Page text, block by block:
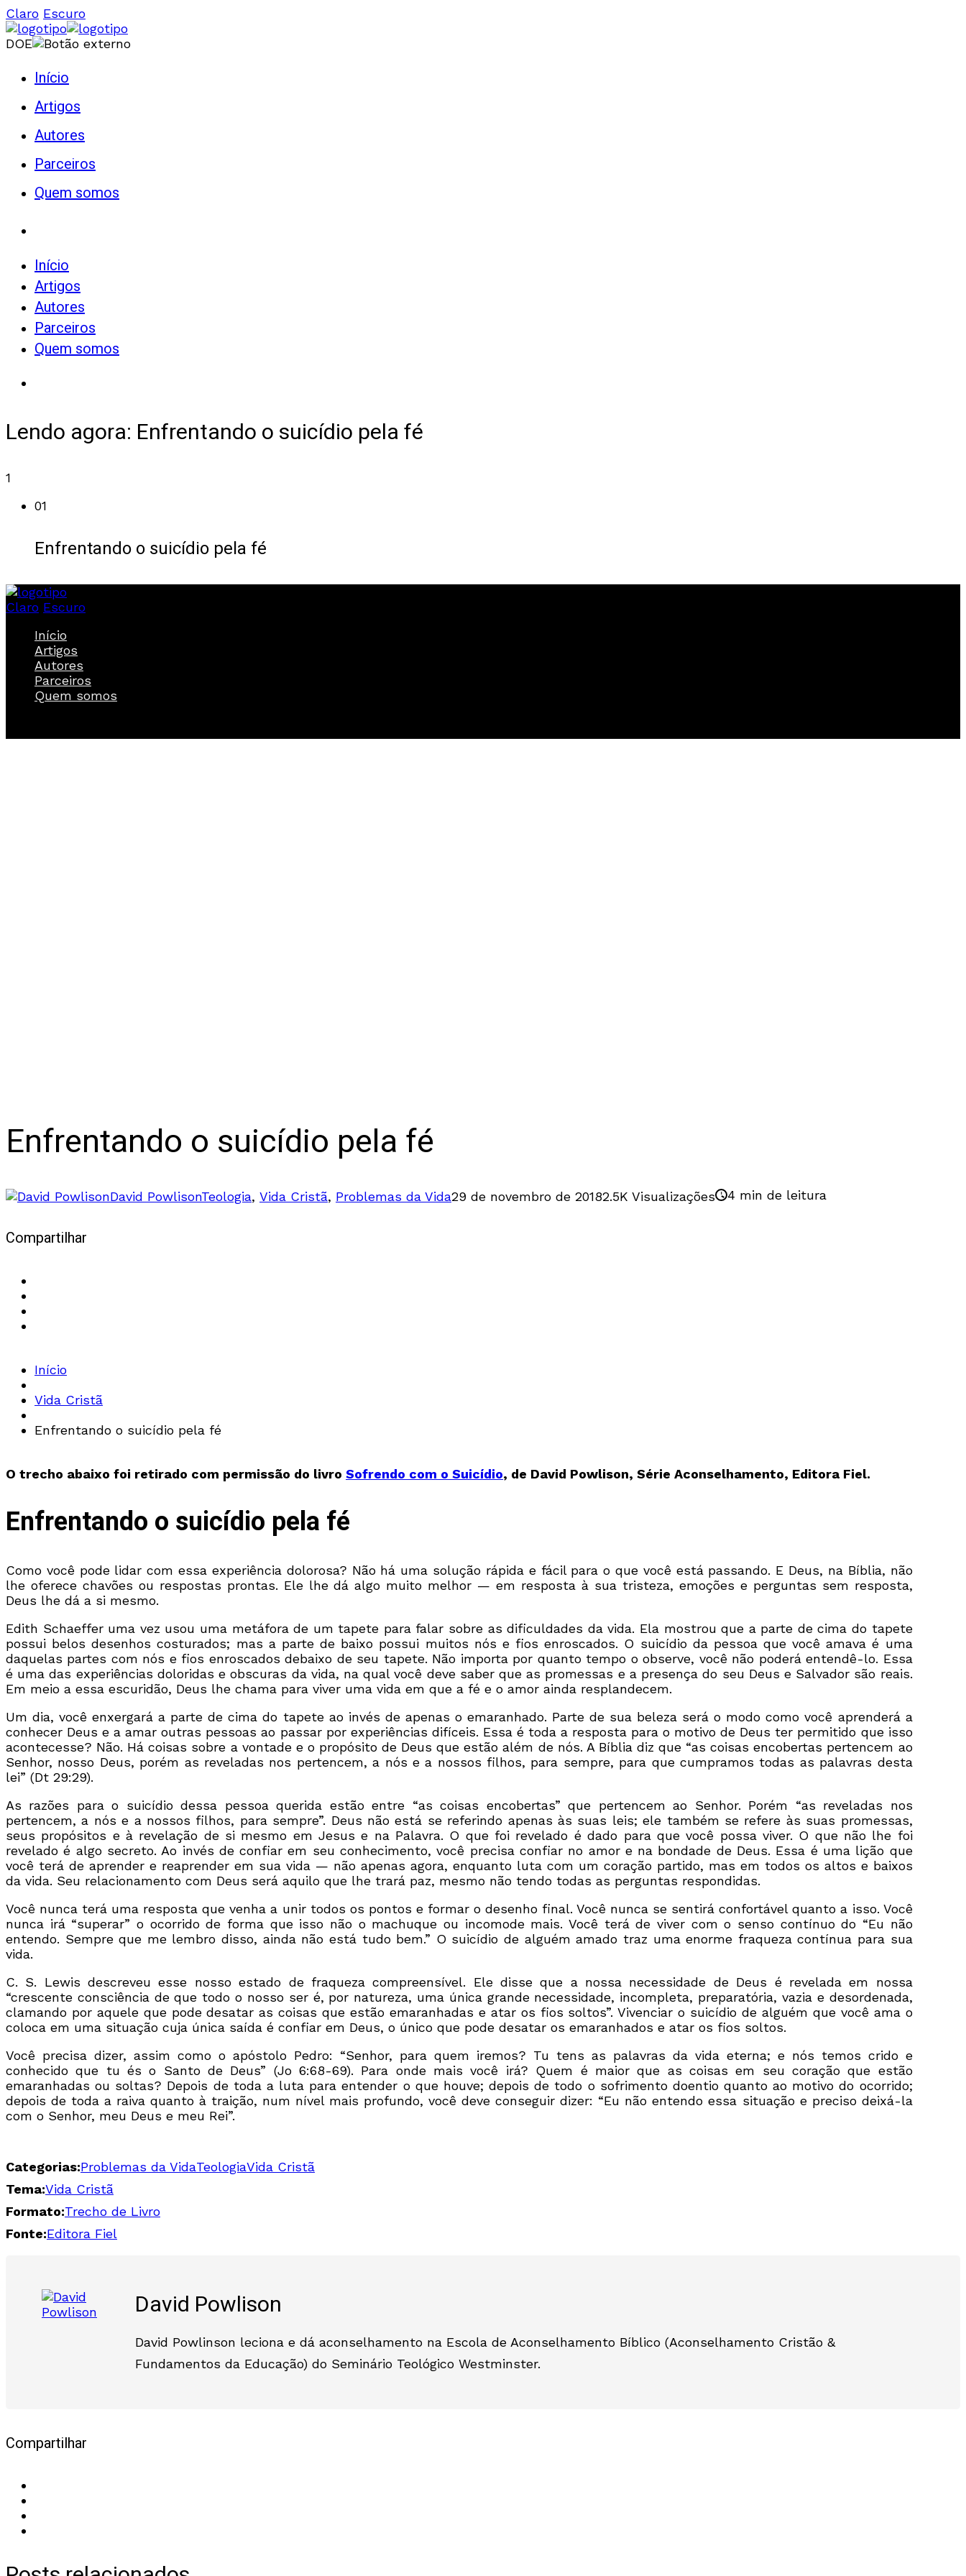
Claro Escuro
DOE
Início
Artigos
Autores
Parceiros
Quem somos
Início
Artigos
Autores
Parceiros
Quem somos
Lendo agora: Enfrentando o suicídio pela fé
1
01
Enfrentando o suicídio pela fé
Claro Escuro
Início
Artigos
Autores
Parceiros
Quem somos
Enfrentando o suicídio pela fé
David PowlisonTeologia, Vida Cristã, Problemas da Vida29 de novembro de 20182.5K Visualizações 4 min de leitura
Compartilhar
Início
Vida Cristã
Enfrentando o suicídio pela fé
O trecho abaixo foi retirado com permissão do livro Sofrendo com o Suicídio, de David Powlison, Série Aconselhamento, Editora Fiel.
Enfrentando o suicídio pela fé
Como você pode lidar com essa experiência dolorosa? Não há uma solução rápida e fácil para o que você está passando. E Deus, na Bíblia, não
lhe oferece chavões ou respostas prontas. Ele lhe dá algo muito melhor — em resposta à sua tristeza, emoções e perguntas sem resposta,
Deus lhe dá a si mesmo.
Edith Schaeffer uma vez usou uma metáfora de um tapete para falar sobre as dificuldades da vida. Ela mostrou que a parte de cima do tapete
possui belos desenhos costurados; mas a parte de baixo possui muitos nós e fios enroscados. O suicídio da pessoa que você amava é uma
daquelas partes com nós e fios enroscados debaixo de seu tapete. Não importa por quanto tempo o observe, você não poderá entendê-lo. Essa
é uma das experiências doloridas e obscuras da vida, na qual você deve saber que as promessas e a presença do seu Deus e Salvador são reais.
Em meio a essa escuridão, Deus lhe chama para viver uma vida em que a fé e o amor ainda resplandecem.
Um dia, você enxergará a parte de cima do tapete ao invés de apenas o emaranhado. Parte de sua beleza será o modo como você aprenderá a
conhecer Deus e a amar outras pessoas ao passar por experiências difíceis. Essa é toda a resposta para o motivo de Deus ter permitido que isso
acontecesse? Não. Há coisas sobre a vontade e o propósito de Deus que estão além de nós. A Bíblia diz que “as coisas encobertas pertencem ao
Senhor, nosso Deus, porém as reveladas nos pertencem, a nós e a nossos filhos, para sempre, para que cumpramos todas as palavras desta
lei” (Dt 29:29).
As razões para o suicídio dessa pessoa querida estão entre “as coisas encobertas” que pertencem ao Senhor. Porém “as reveladas nos
pertencem, a nós e a nossos filhos, para sempre”. Deus não está se referindo apenas às suas leis; ele também se refere às suas promessas,
seus propósitos e à revelação de si mesmo em Jesus e na Palavra. O que foi revelado é dado para que você possa viver. O que não lhe foi
revelado é algo secreto. Ao invés de confiar em seu conhecimento, você precisa confiar no amor e na bondade de Deus. Essa é uma lição que
você terá de aprender e reaprender em sua vida — não apenas agora, enquanto luta com um coração partido, mas em todos os altos e baixos
da vida. Seu relacionamento com Deus será aquilo que lhe trará paz, mesmo não tendo todas as perguntas respondidas.
Você nunca terá uma resposta que venha a unir todos os pontos e formar o desenho final. Você nunca se sentirá confortável quanto a isso. Você
nunca irá “superar” o ocorrido de forma que isso não o machuque ou incomode mais. Você terá de viver com o senso contínuo do “Eu não
entendo. Sempre que me lembro disso, ainda não está tudo bem.” O suicídio de alguém amado traz uma enorme fraqueza contínua para sua
vida.
C. S. Lewis descreveu esse nosso estado de fraqueza compreensível. Ele disse que a nossa necessidade de Deus é revelada em nossa
“crescente consciência de que todo o nosso ser é, por natureza, uma única grande necessidade, incompleta, preparatória, vazia e desordenada,
clamando por aquele que pode desatar as coisas que estão emaranhadas e atar os fios soltos”. Vivenciar o suicídio de alguém que você ama o
coloca em uma situação cuja única saída é confiar em Deus, o único que pode desatar os emaranhados e atar os fios soltos.
Você precisa dizer, assim como o apóstolo Pedro: “Senhor, para quem iremos? Tu tens as palavras da vida eterna; e nós temos crido e
conhecido que tu és o Santo de Deus” (Jo 6:68-69). Para onde mais você irá? Quem é maior que as coisas em seu coração que estão
emaranhadas ou soltas? Depois de toda a luta para entender o que houve; depois de todo o sofrimento doentio quanto ao motivo do ocorrido;
depois de toda a raiva quanto à traição, num nível mais profundo, você deve conseguir dizer: “Eu não entendo essa situação e preciso deixá-la
com o Senhor, meu Deus e meu Rei”.
Categorias:Problemas da VidaTeologiaVida Cristã
Tema:Vida Cristã
Formato:Trecho de Livro
Fonte:Editora Fiel
David Powlison
David Powlinson leciona e dá aconselhamento na Escola de Aconselhamento Bíblico (Aconselhamento Cristão &
Fundamentos da Educação) do Seminário Teológico Westminster.
Compartilhar